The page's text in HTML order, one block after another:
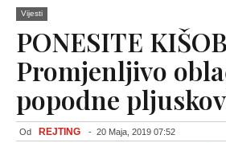
Vijesti
PONESITE
Promjenljivo
popodne
Od REJTING - 20 Maja, 2019 07:52